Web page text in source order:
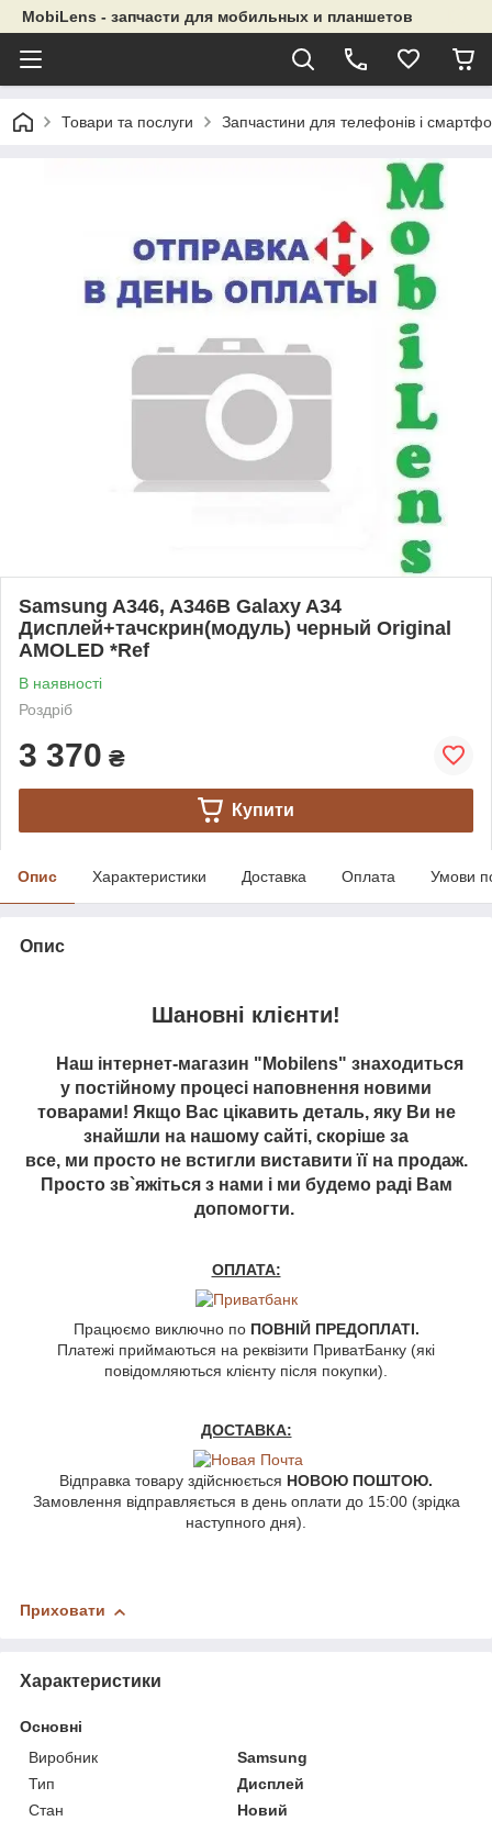
MobiLens - запчасти для мобильных и планшетов
Товари та послуги Запчастини для телефонів і
Samsung A346, A346B Galaxy A34
Дисплей+тачскрин(модуль) черный Original
AMOLED *Ref
В наявності
Роздріб
3 370 ₴
Купити
Опис Характеристики Доставка Оплата Умови
Опис
Шановні клієнти!
Наш інтернет-магазин "Mobilens" знаходиться
у постійному процесі наповнення новими
товарами! Якщо Вас цікавить деталь, яку Ви не
знайшли на нашому сайті, скоріше за
все, ми просто не встигли виставити її на продаж.
Просто зв`яжіться з нами і ми будемо раді Вам
допомогти.
ОПЛАТА:
Працюємо виключно по ПОВНІЙ ПРЕДОПЛАТІ.
Платежі приймаються на реквізити ПриватБанку (які
повідомляються клієнту після покупки).
ДОСТАВКА:
Відправка товару здійснюється НОВОЮ ПОШТОЮ.
Замовлення відправляється в день оплати до 15:00 (зрідка
наступного дня).
Приховати
Характеристики
Основні
Виробник
Samsung
Тип
Дисплей
Стан
Новий